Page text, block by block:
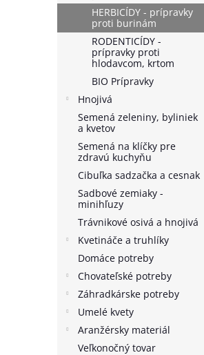
HERBICÍDY - prípravky
proti burinám
RODENTICÍDY -
prípravky proti
hlodavcom, krtom
BIO Prípravky
Hnojivá
Semená zeleniny, byliniek
a kvetov
Semená na klíčky pre
zdravú kuchyňu
Cibuľka sadzačka a cesnak
Sadbové zemiaky -
minihľuzy
Trávnikové osivá a hnojivá
Kvetináče a truhlíky
Domáce potreby
Chovateľské potreby
Záhradkárske potreby
Umelé kvety
Aranžérsky materiál
Veľkonočný tovar